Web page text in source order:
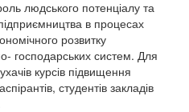
людського потенціалу та
в процесах
розвитку
господарських систем. Для
курсів підвищення
студентів закладів